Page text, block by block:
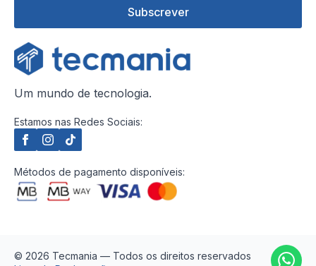
Subscrever
Um mundo de tecnologia.
Estamos nas Redes Sociais:
Métodos de pagamento disponíveis:
© 2026 Tecmania — Todos os direitos reservados